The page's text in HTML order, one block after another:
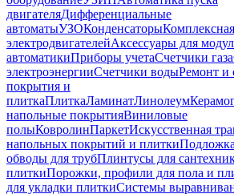
двигателяДифференциальные
автоматыУЗОКонденсаторы
электродвигателейАксессуары для
автоматикиПриборы учетаСчетчики газа
электроэнергииСчетчики водыРемонт и
покрытия и
плиткаПлиткаЛаминатЛинолеум
напольные покрытияВиниловые
полыКовролинПаркетИскусственная
напольных покрытий и плиткиПодложка
обводы для трубПлинтусы для
плиткиПорожки, профили для пола и
для укладки плиткиСистемы